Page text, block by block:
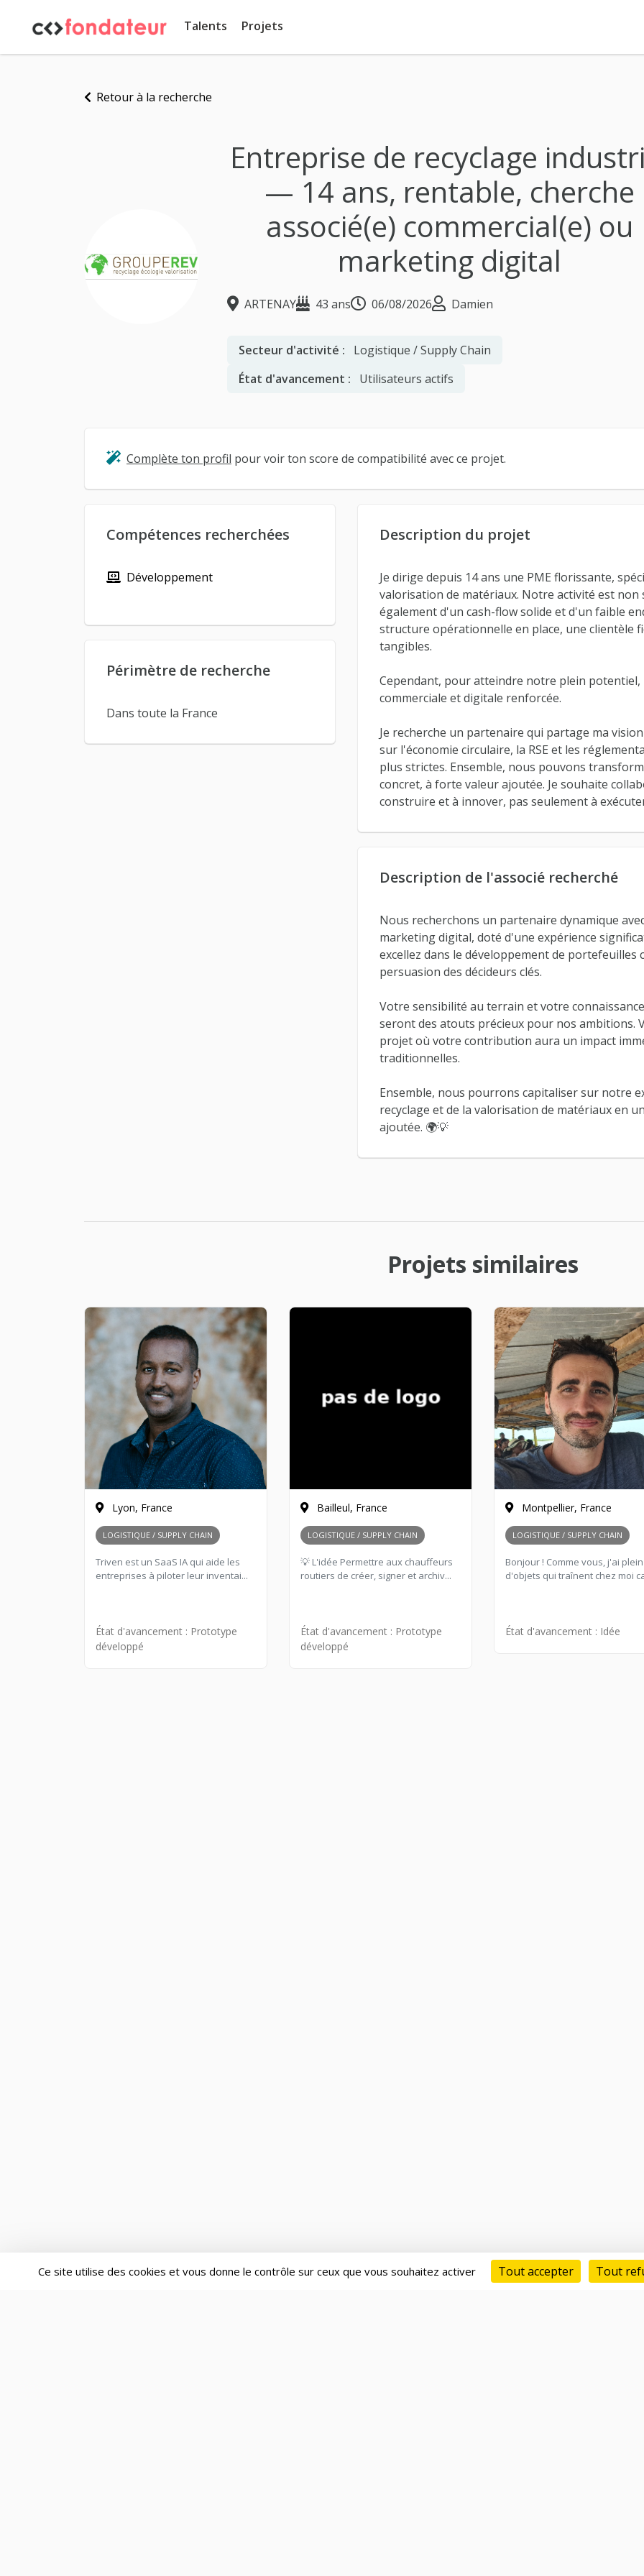
Talents Projets
Retour à la recherche
Entreprise de recyclage
— 14 ans, rentable, cherche
associé(e) commercial(e) ou
marketing digital
ARTENAY 43 ans 06/08/2026 Damien
Secteur d'activité :
Logistique / Supply Chain
État d'avancement :
Utilisateurs actifs
Complète ton profil pour voir ton score de compatibilité avec ce projet.
Description du projet
Je dirige depuis 14 ans une PME florissante,
valorisation de matériaux. Notre activité est
également d'un cash-flow solide et d'un faible
structure opérationnelle en place, une clientèle
tangibles.
Cependant, pour atteindre notre plein
commerciale et digitale renforcée.
Je recherche un partenaire qui partage ma
sur l'économie circulaire, la RSE et les
plus strictes. Ensemble, nous pouvons
concret, à forte valeur ajoutée. Je souhaite
construire et à innover, pas seulement à
Description de l'associé recherché
Nous recherchons un partenaire dynamique
marketing digital, doté d'une expérience
excellez dans le développement de portefeuilles
persuasion des décideurs clés.
Votre sensibilité au terrain et votre
seront des atouts précieux pour nos ambitions.
projet où votre contribution aura un impact
traditionnelles.
Ensemble, nous pourrons capitaliser sur notre
recyclage et de la valorisation de matériaux en
ajoutée. 🌍💡
Compétences recherchées
Développement
Périmètre de recherche
Dans toute la France
Projets similaires
Lyon, France
LOGISTIQUE / SUPPLY CHAIN
Triven est un SaaS IA qui aide les
entreprises à piloter leur inventai...
État d'avancement : Prototype
développé
Bailleul, France
LOGISTIQUE / SUPPLY CHAIN
💡 L'idée Permettre aux chauffeurs
routiers de créer, signer et archiv...
État d'avancement : Prototype
développé
Montpellier, France
LOGISTIQUE / SUPPLY CHAIN
Bonjour ! Comme vous, j'ai plein
d'objets qui traînent chez moi
État d'avancement : Idée
Ce site utilise des cookies et vous donne le contrôle sur ceux que vous souhaitez activer Tout accepter Tout